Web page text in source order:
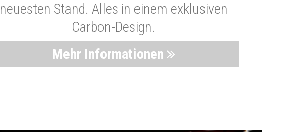
neuesten Stand. Alles in einem exklusiven
Carbon-Design.
Mehr Informationen